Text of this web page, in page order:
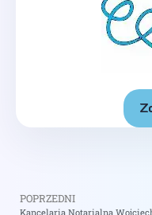
POPRZEDNI